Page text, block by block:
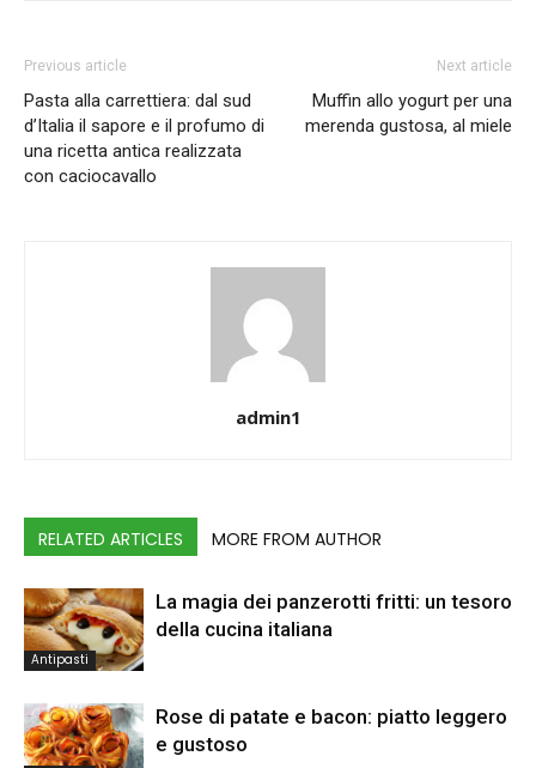
Previous article
Pasta alla carrettiera: dal sud
d’Italia il sapore e il profumo di
una ricetta antica realizzata
con caciocavallo
Next article
Muffin allo yogurt per una
merenda gustosa, al miele
admin1
RELATED ARTICLES MORE FROM AUTHOR
Antipasti
La magia dei panzerotti fritti: un tesoro
della cucina italiana
Rose di patate e bacon: piatto leggero
e gustoso